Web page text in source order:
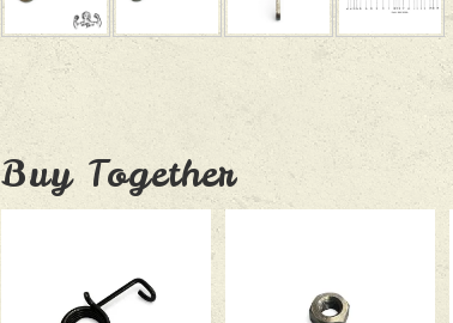
Buy Together